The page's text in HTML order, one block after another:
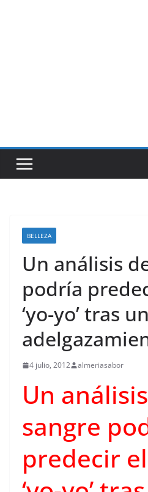
BELLEZA
Un análisis
podría
‘yo-yo’ tras
4 julio, 2012 almeriasabor
Un
sangre
predecir